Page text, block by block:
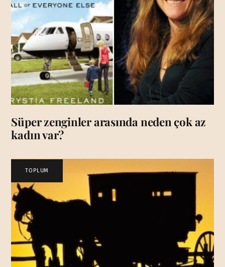
Süper zenginler arasında neden çok az
kadın var?
TOPLUM